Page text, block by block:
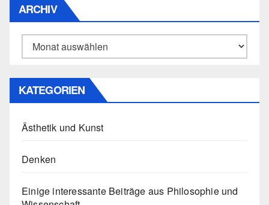
ARCHIV
Archiv
KATEGORIEN
Ästhetik und Kunst
Denken
Einige interessante Beiträge aus Philosophie und